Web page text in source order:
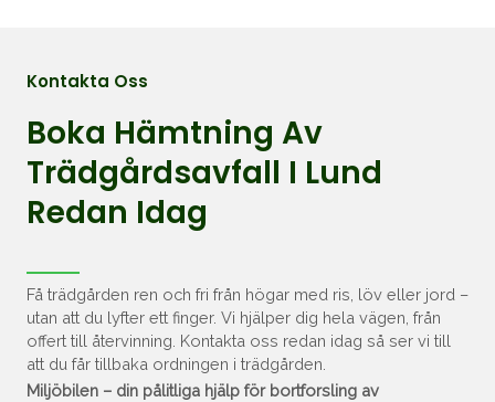
Kontakta Oss
Boka Hämtning Av
Trädgårdsavfall I Lund
Redan Idag
Få trädgården ren och fri från högar med ris, löv eller jord –
utan att du lyfter ett finger. Vi hjälper dig hela vägen, från
offert till återvinning. Kontakta oss redan idag så ser vi till
att du får tillbaka ordningen i trädgården.
Miljöbilen – din pålitliga hjälp för bortforsling av